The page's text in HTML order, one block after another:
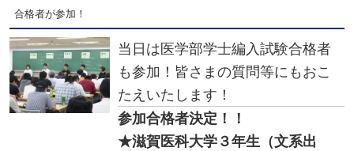
合格者が参加！
当日は医学部学士編入試験合格者
も参加！皆さまの質問等にもおこ
たえいたします！
参加合格者決定！！
★滋賀医科大学３年生（文系出